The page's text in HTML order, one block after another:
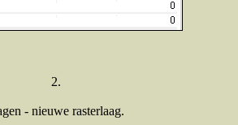
2.
- nieuwe rasterlaag.